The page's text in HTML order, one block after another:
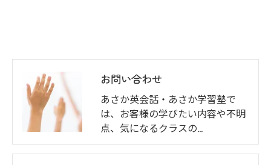
お問い合わせ
あさか英会話・あさか学習塾で
は、お客様の学びたい内容や不明
点、気になるクラスの…